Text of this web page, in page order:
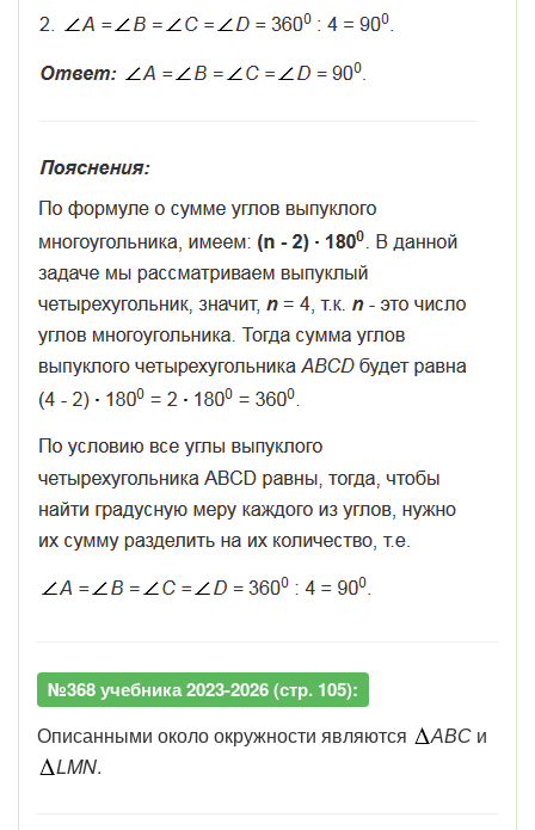
№368 учебника 2023-2026 (стр. 105):
Описанными около окружности являются АВС и
LMN.